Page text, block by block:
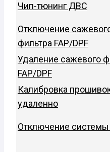
Чип-тюнинг ДВС
Отключение
фильтра FAP/DPF
Удаление сажевого
FAP/DPF
Калибровка
удаленно
Отключение системы